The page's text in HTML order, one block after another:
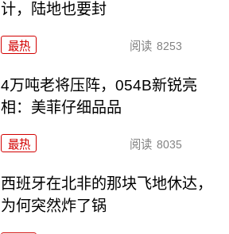
计，陆地也要封
最热 阅读 8253
4万吨老将压阵，054B新锐亮
相：美菲仔细品品
最热 阅读 8035
西班牙在北非的那块飞地休达，
为何突然炸了锅